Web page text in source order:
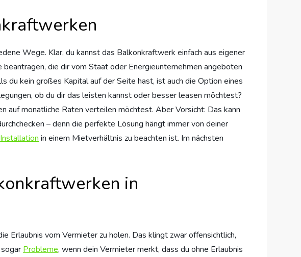
Wege. Klar, du kannst das Balkonkraftwerk einfach aus eigener
die dir vom Staat oder Energieunternehmen angeboten
du kein großes Kapital auf der Seite hast, ist auch die Option eines
ob du dir das leisten kannst oder besser leasen möchtest?
auf monatliche Raten verteilen möchtest. Aber Vorsicht: Das kann
– denn die perfekte Lösung hängt immer von deiner
Installation in einem Mietverhältnis zu beachten ist. Im nächsten
in
Erlaubnis vom Vermieter zu holen. Das klingt zwar offensichtlich,
Probleme, wenn dein Vermieter merkt, dass du ohne Erlaubnis